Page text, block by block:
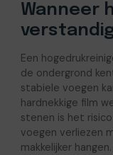
Wanneer
Een
de ondergrond
stabiele voegen
hardnekkige film
stenen is het
voegen verliezen
makkelijker hangen.